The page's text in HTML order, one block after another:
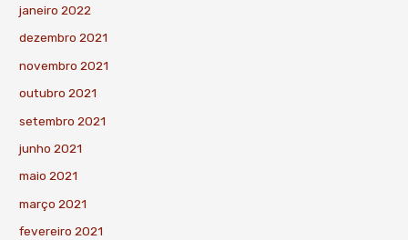
janeiro 2022
dezembro 2021
novembro 2021
outubro 2021
setembro 2021
junho 2021
maio 2021
março 2021
fevereiro 2021